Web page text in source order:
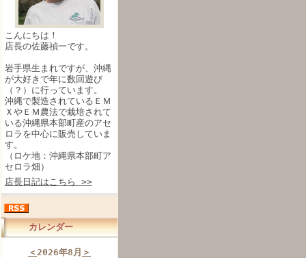
こんにちは！
店長の佐藤禎一です。
岩手県生まれですが、沖縄
が大好きで年に数回遊び
（？）に行っています。
沖縄で製造されているＥＭ
ＸやＥＭ農法で栽培されて
いる沖縄県本部町産のアセ
ロラを中心に販売していま
す。
（ロケ地：沖縄県本部町ア
セロラ畑）
店長日記はこちら >>
カレンダー
＜2026年8月 ＞